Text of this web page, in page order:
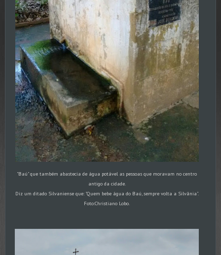
"Baú" que também abastecia de água potável as pessoas que moravam no centro
antigo da cidade.
Diz um ditado Silvaniense que: "Quem bebe água do Baú, sempre volta a Silvânia".
Foto:Christiano Lobo.